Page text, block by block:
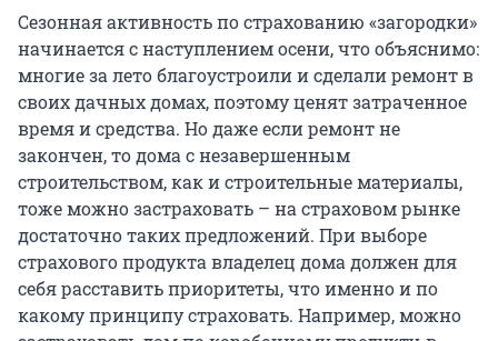
Сезонная активность по страхованию «загородки»
начинается с наступлением осени, что объяснимо:
многие за лето благоустроили и сделали ремонт в
своих дачных домах, поэтому ценят затраченное
время и средства. Но даже если ремонт не
закончен, то дома с незавершенным
строительством, как и строительные материалы,
тоже можно застраховать – на страховом рынке
достаточно таких предложений. При выборе
страхового продукта владелец дома должен для
себя расставить приоритеты, что именно и по
какому принципу страховать. Например, можно